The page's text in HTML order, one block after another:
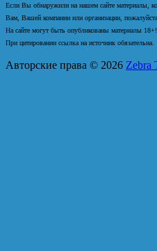
Если Вы обнаружили на нашем сайте материалы,
Вам, Вашей компании или организации,
На сайте могут быть опубликованы материалы 18+!
При цитировании ссылка на источник обязательна.
Авторские права © 2026 Zebra